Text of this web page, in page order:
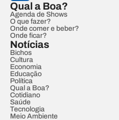
Qual a Boa?
Agenda de Shows
O que fazer?
Onde comer e beber?
Onde ficar?
Notícias
Bichos
Cultura
Economia
Educação
Política
Qual a Boa?
Cotidiano
Saúde
Tecnologia
Meio Ambiente